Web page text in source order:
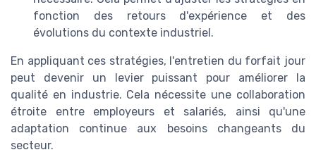
fonction des retours d'expérience et des
évolutions du contexte industriel.
En appliquant ces stratégies, l'entretien du forfait jour
peut devenir un levier puissant pour améliorer la
qualité en industrie. Cela nécessite une collaboration
étroite entre employeurs et salariés, ainsi qu'une
adaptation continue aux besoins changeants du
secteur.